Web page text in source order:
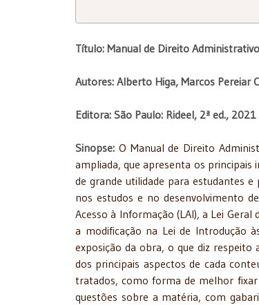
Título: Manual de Direito
Autores: Alberto Higa, Marcos Pereiar
Editora: São Paulo: Rideel, 2ª ed., 2021
Sinopse: O Manual de Direito
ampliada, que apresenta os
de grande utilidade para estudantes
nos estudos e no desenvolvimento
Acesso à Informação (LAI), a Lei
a modificação na Lei de Introdução
exposição da obra, o que diz respeito
dos principais aspectos de cada
tratados, como forma de melhor
questões sobre a matéria, com